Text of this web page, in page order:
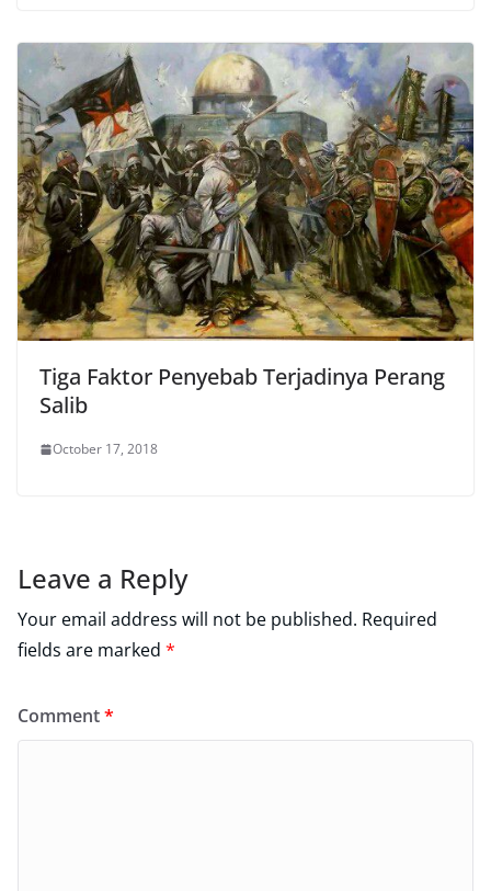
Tiga Faktor Penyebab Terjadinya Perang
Salib
October 17, 2018
Leave a Reply
Your email address will not be published. Required
fields are marked *
Comment*